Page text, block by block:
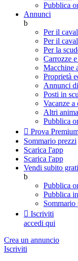
Pubblica
Annunci
b
Per il
Per il
Per la
Carrozze
Macchine
Proprietà
Annunci
Posti in
Vacanze a
Altri
Pubblica
 Prova
Sommario prezzi
Scarica l'app
Scarica l'app
Vendi subito
b
Pubblica
Pubblica
Sommario
 Iscriviti
accedi qui
Crea un annuncio
Iscriviti